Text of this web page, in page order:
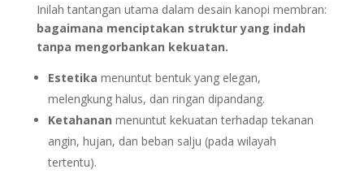
Inilah tantangan utama dalam desain kanopi membran:
bagaimana menciptakan struktur yang indah
tanpa mengorbankan kekuatan.
Estetika menuntut bentuk yang elegan,
melengkung halus, dan ringan dipandang.
Ketahanan menuntut kekuatan terhadap tekanan
angin, hujan, dan beban salju (pada wilayah
tertentu).